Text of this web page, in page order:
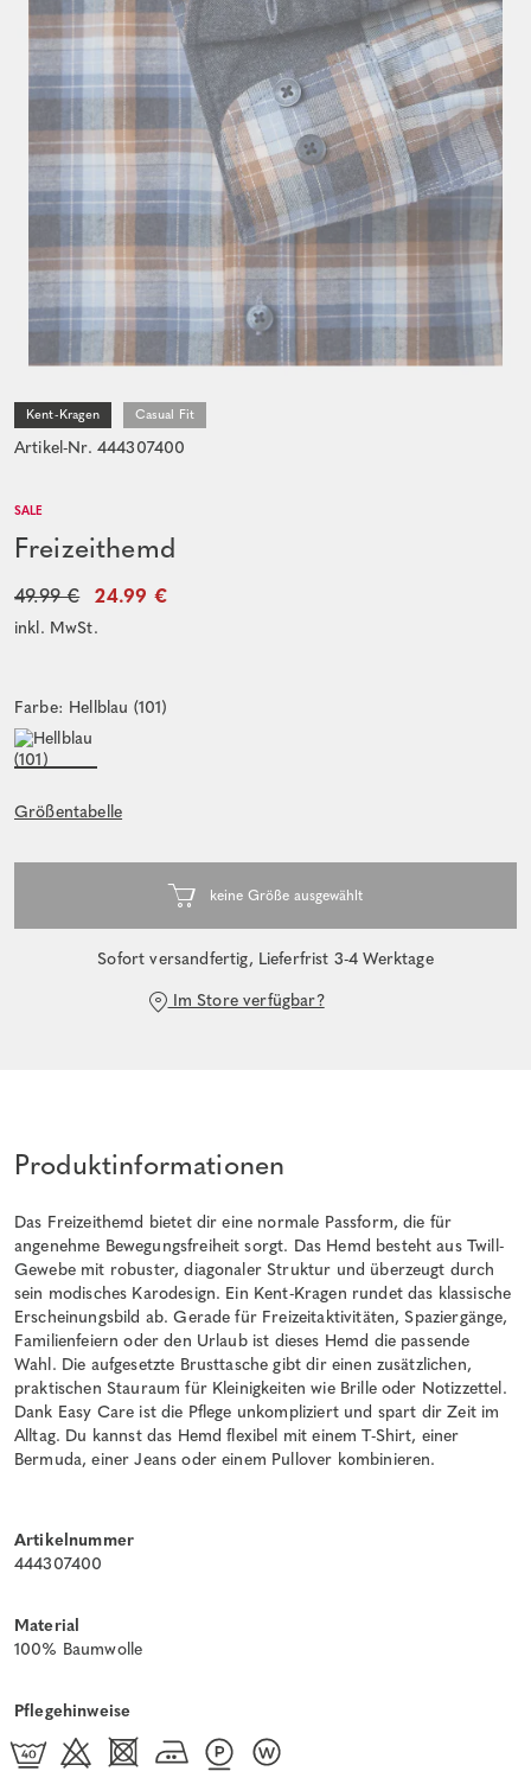
Kent-Kragen Casual Fit
Artikel-Nr. 444307400
SALE
Freizeithemd
49.99 € 24.99 €
inkl. MwSt.
Farbe: Hellblau (101)
Größentabelle
Sofort versandfertig, Lieferfrist 3-4 Werktage
Im Store verfügbar?
Produktinformationen
Das Freizeithemd bietet dir eine normale Passform, die für
angenehme Bewegungsfreiheit sorgt. Das Hemd besteht aus Twill-
Gewebe mit robuster, diagonaler Struktur und überzeugt durch
sein modisches Karodesign. Ein Kent-Kragen rundet das klassische
Erscheinungsbild ab. Gerade für Freizeitaktivitäten, Spaziergänge,
Familienfeiern oder den Urlaub ist dieses Hemd die passende
Wahl. Die aufgesetzte Brusttasche gibt dir einen zusätzlichen,
praktischen Stauraum für Kleinigkeiten wie Brille oder Notizzettel.
Dank Easy Care ist die Pflege unkompliziert und spart dir Zeit im
Alltag. Du kannst das Hemd flexibel mit einem T-Shirt, einer
Bermuda, einer Jeans oder einem Pullover kombinieren.
Artikelnummer
444307400
Material
100% Baumwolle
Pflegehinweise